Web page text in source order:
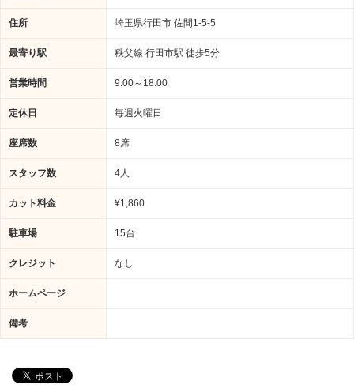
住所 埼玉県行田市 佐間1-5-5
最寄り駅 秩父線 行田市駅 徒歩5分
営業時間 9:00～18:00
定休日 毎週火曜日
座席数 8席
スタッフ数 4人
カット料金 ¥1,860
駐車場 15台
クレジット なし
ホームページ
備考